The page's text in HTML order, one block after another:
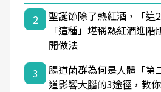
2
聖誕節除了熱紅酒，「這
「這種」堪稱熱紅酒進
開做法
3
腸道菌群為何是人體「第
道影響大腦的3途徑，教